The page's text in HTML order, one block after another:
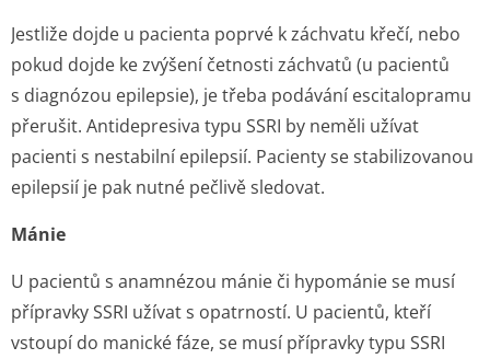
Jestliže dojde u pacienta poprvé k záchvatu křečí, nebo
pokud dojde ke zvýšení četnosti záchvatů (u pacientů
s diagnózou epilepsie), je třeba podávání escitalopramu
přerušit. Antidepresiva typu SSRI by neměli užívat
pacienti s nestabilní epilepsií. Pacienty se stabilizovanou
epilepsií je pak nutné pečlivě sledovat.
Mánie
U pacientů s anamnézou mánie či hypománie se musí
přípravky SSRI užívat s opatrností. U pacientů, kteří
vstoupí do manické fáze, se musí přípravky typu SSRI